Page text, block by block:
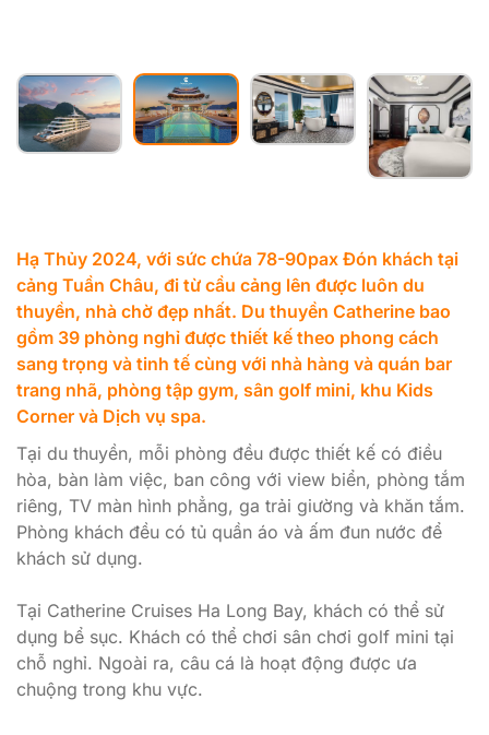
Hạ Thủy 2024, với sức chứa 78-90pax Đón khách tại
cảng Tuần Châu, đi từ cầu cảng lên được luôn du
thuyền, nhà chờ đẹp nhất. Du thuyền Catherine bao
gồm 39 phòng nghỉ được thiết kế theo phong cách
sang trọng và tinh tế cùng với nhà hàng và quán bar
trang nhã, phòng tập gym, sân golf mini, khu Kids
Corner và Dịch vụ spa.
Tại du thuyền, mỗi phòng đều được thiết kế có điều
hòa, bàn làm việc, ban công với view biển, phòng tắm
riêng, TV màn hình phẳng, ga trải giường và khăn tắm.
Phòng khách đều có tủ quần áo và ấm đun nước để
khách sử dụng.
Tại Catherine Cruises Ha Long Bay, khách có thể sử
dụng bể sục. Khách có thể chơi sân chơi golf mini tại
chỗ nghỉ. Ngoài ra, câu cá là hoạt động được ưa
chuộng trong khu vực.